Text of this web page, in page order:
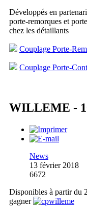
Développés en
porte-remorques et
chez les détaillants
Couplage Porte-
Couplage Porte-
WILLEME -
News
13 février 2018
6672
Disponibles à partir du
gagner